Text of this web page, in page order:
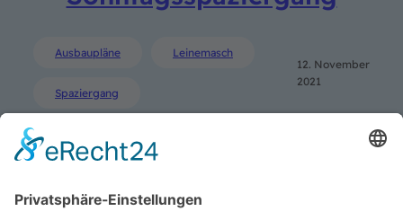
Ausbaupläne Leinemasch
Spaziergang
12. November
2021